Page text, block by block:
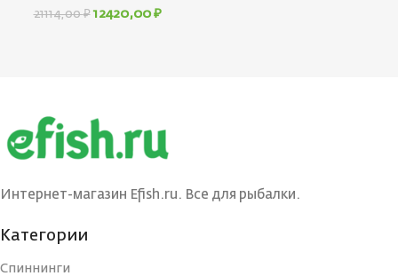
21114,00₽ 12420,00 ₽
Интернет-магазин Efish.ru. Все для рыбалки.
Категории
Спиннинги